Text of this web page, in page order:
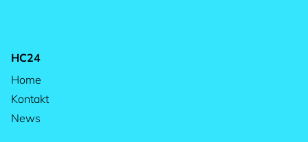
HC24
Home
Kontakt
News